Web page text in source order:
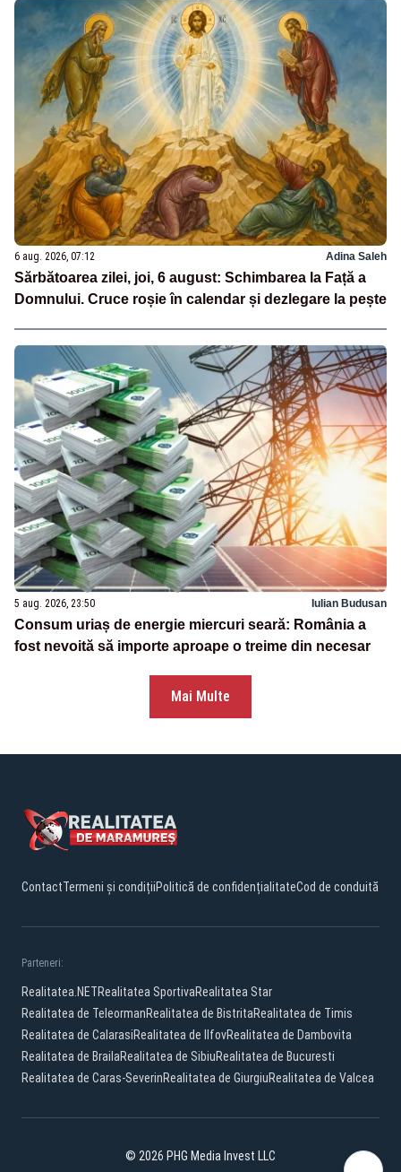
6 aug. 2026, 07:12 Adina Saleh
Sărbătoarea zilei, joi, 6 august: Schimbarea la Față a
Domnului. Cruce roșie în calendar și dezlegare la pește
5 aug. 2026, 23:50 Iulian Budusan
Consum uriaș de energie miercuri seară: România a
fost nevoită să importe aproape o treime din necesar
Mai Multe
ContactTermeni și condițiiPolitică de confidențialitateCod de conduită
Parteneri:
Realitatea.NETRealitatea SportivaRealitatea Star
Realitatea de TeleormanRealitatea de BistritaRealitatea de Timis
Realitatea de CalarasiRealitatea de IlfovRealitatea de Dambovita
Realitatea de BrailaRealitatea de SibiuRealitatea de Bucuresti
Realitatea de Caras-SeverinRealitatea de GiurgiuRealitatea de Valcea
© 2026 PHG Media Invest LLC